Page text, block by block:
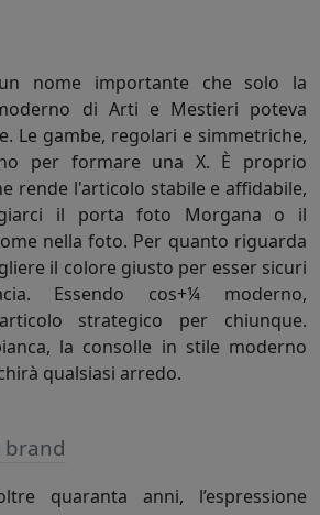
nome importante che solo la
di Arti e Mestieri poteva
Le gambe, regolari e simmetriche,
per formare una X. È proprio
rende l'articolo stabile e affidabile,
il porta foto Morgana o il
nella foto. Per quanto riguarda
il colore giusto per esser sicuri
Essendo cos+¼ moderno,
strategico per chiunque.
la consolle in stile moderno
qualsiasi arredo.
quaranta anni, l’espressione